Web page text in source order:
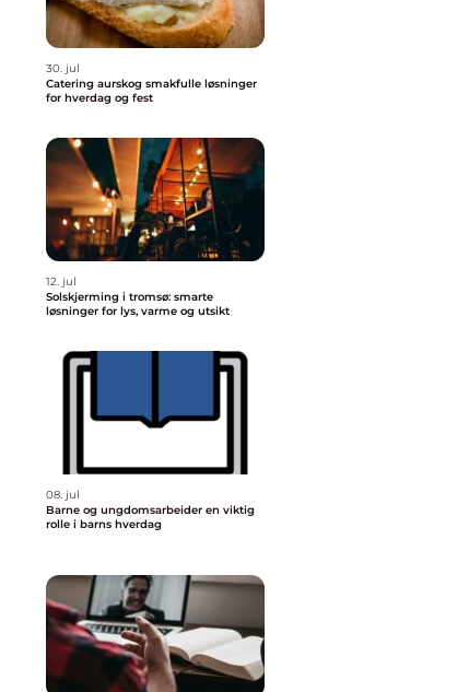
30. jul
Catering aurskog smakfulle løsninger
for hverdag og fest
12. jul
Solskjerming i tromsø: smarte
løsninger for lys, varme og utsikt
08. jul
Barne og ungdomsarbeider en viktig
rolle i barns hverdag